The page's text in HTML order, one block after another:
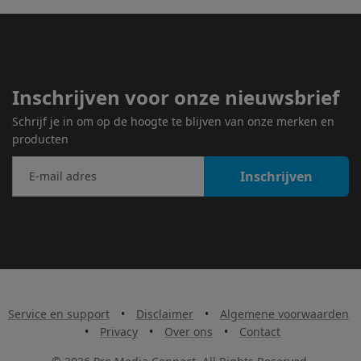
Inschrijven voor onze nieuwsbrief
Schrijf je in om op de hoogte te blijven van onze merken en
producten
Inschrijven
Service en support • Disclaimer •
Algemene voorwaarden
•
Privacy • Over ons •
Contact